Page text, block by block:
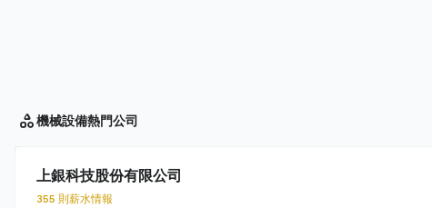
機械設備熱門公司
上銀科技股份有限公司
355 則薪水情報